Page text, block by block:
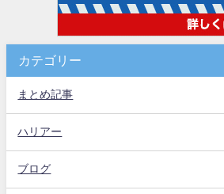
カテゴリー
まとめ記事
ハリアー
ブログ